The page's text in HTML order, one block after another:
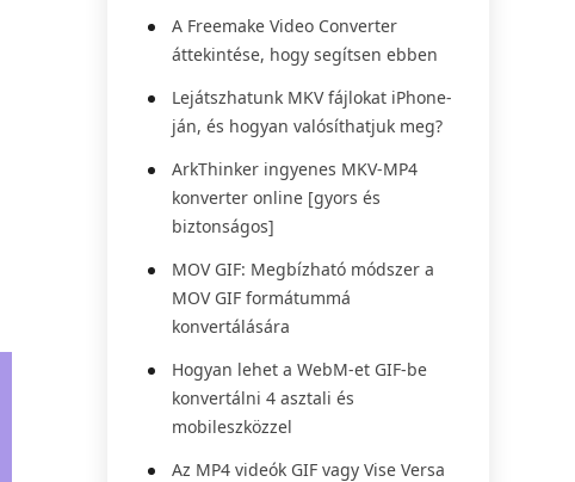
A Freemake Video Converter
áttekintése, hogy segítsen ebben
Lejátszhatunk MKV fájlokat iPhone-
ján, és hogyan valósíthatjuk meg?
ArkThinker ingyenes MKV-MP4
konverter online [gyors és
biztonságos]
MOV GIF: Megbízható módszer a
MOV GIF formátummá
konvertálására
Hogyan lehet a WebM-et GIF-be
konvertálni 4 asztali és
mobileszközzel
Az MP4 videók GIF vagy Vise Versa